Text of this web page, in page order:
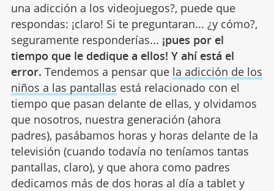
una adicción a los videojuegos?, puede que
respondas: ¡claro! Si te preguntaran... ¿y cómo?,
seguramente responderías... ¡pues por el
tiempo que le dedique a ellos! Y ahí está el
error. Tendemos a pensar que la adicción de los
niños a las pantallas está relacionado con el
tiempo que pasan delante de ellas, y olvidamos
que nosotros, nuestra generación (ahora
padres), pasábamos horas y horas delante de la
televisión (cuando todavía no teníamos tantas
pantallas, claro), y que ahora como padres
dedicamos más de dos horas al día a tablet y